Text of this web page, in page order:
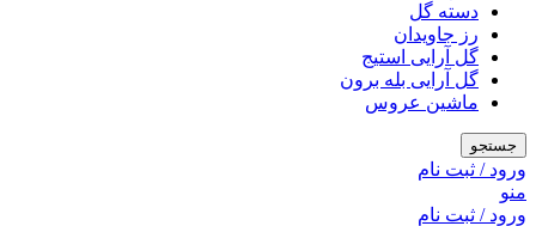
دسته گل
رز جاویدان
گل آرایی استیج
گل آرایی بله برون
ماشین عروس
جستجو
ورود / ثبت نام
منو
ورود / ثبت نام